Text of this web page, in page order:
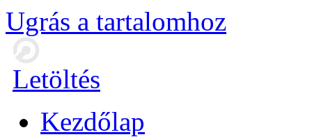
Ugrás a tartalomhoz
Letöltés
Kezdőlap